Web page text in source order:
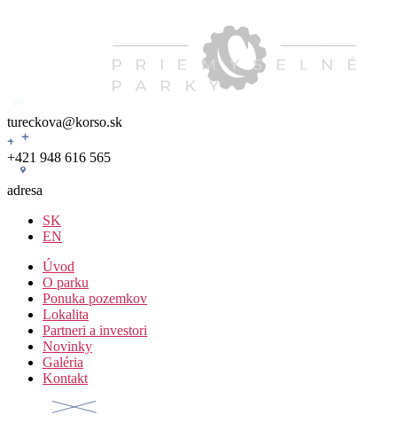
tureckova@korso.sk
+421 948 616 565
adresa
SK
EN
Úvod
O parku
Ponuka pozemkov
Lokalita
Partneri a investori
Novinky
Galéria
Kontakt